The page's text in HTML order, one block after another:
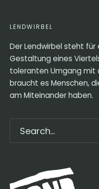
LENDWIRBEL
Der Lendwirbel steht
Gestaltung eines
toleranten Umgang mit
braucht es Menschen,
am Miteinander haben.